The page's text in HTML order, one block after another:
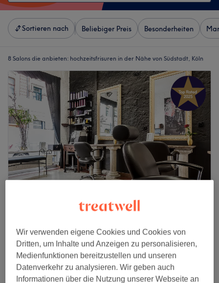
Sortieren nach Beliebiger Preis Besonderheiten
8 Salons die anbieten: hochzeitsfrisuren in der Nähe von Südstadt, Köln
Le Salon Janette Meinl
Altstadt-Nord, Köln
Auf Karte anzeigen
Damen - Braut- & Gala-Frisuren
1 Std. 30 Min. - 2 Std.
ab
Schnellansicht Saloninfos
Wir verwenden eigene Cookies und Cookies von
Dritten, um Inhalte und Anzeigen zu personalisieren,
Medienfunktionen bereitzustellen und unseren
Datenverkehr zu analysieren. Wir geben auch
Informationen über die Nutzung unserer Webseite an